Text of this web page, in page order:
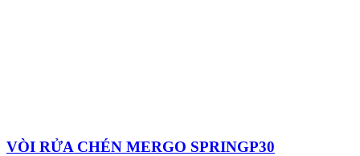
VÒI RỬA CHÉN MERGO SPRINGP30